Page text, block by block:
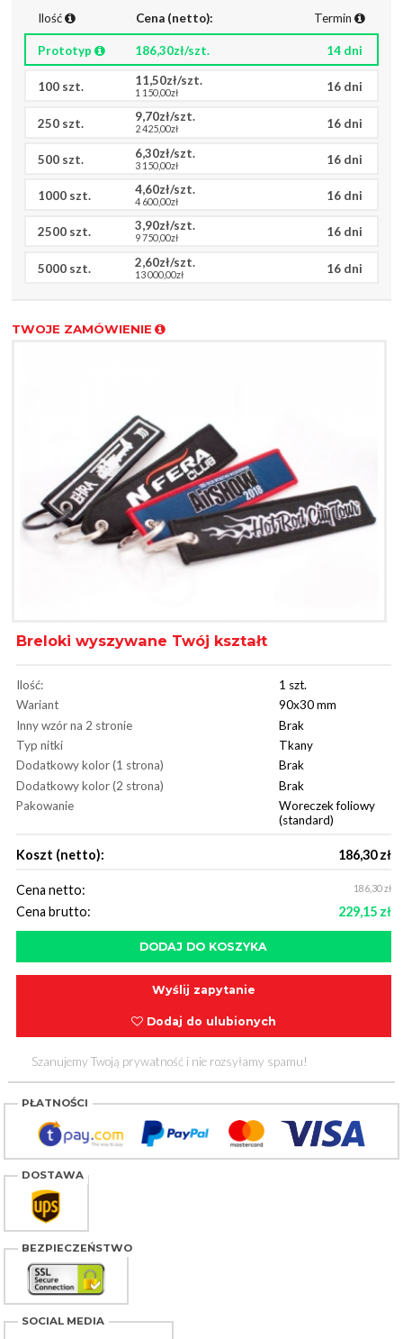
Ilość Cena (netto): Termin
Prototyp 186,30zł/szt. 14 dni
100 szt. 11,50zł/szt.
1 150,00zł 16 dni
250 szt. 9,70zł/szt.
2 425,00zł 16 dni
500 szt. 6,30zł/szt.
3 150,00zł 16 dni
1000 szt. 4,60zł/szt.
4 600,00zł 16 dni
2500 szt. 3,90zł/szt.
9 750,00zł 16 dni
5000 szt. 2,60zł/szt.
13 000,00zł 16 dni
TWOJE ZAMÓWIENIE
Breloki wyszywane Twój kształt
Ilość:
1 szt.
Wariant
90x30 mm
Inny wzór na 2 stronie
Brak
Typ nitki
Tkany
Dodatkowy kolor (1 strona)
Brak
Dodatkowy kolor (2 strona)
Brak
Pakowanie
Woreczek foliowy
(standard)
Koszt (netto): 186,30 zł
Cena netto: 186,30 zł
Cena brutto: 229,15 zł
Wyślij zapytanie
Dodaj do ulubionych
Szanujemy Twoją prywatność i nie rozsyłamy spamu!
PŁATNOŚCI
DOSTAWA
BEZPIECZEŃSTWO
SOCIAL MEDIA